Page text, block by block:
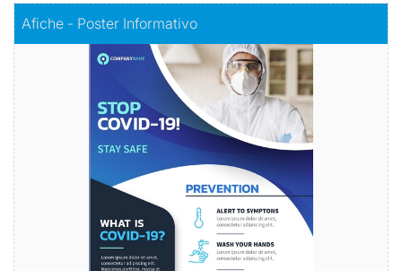
Afiche - Poster Informativo
Información visualmente atractiva
Comprar
Comprar